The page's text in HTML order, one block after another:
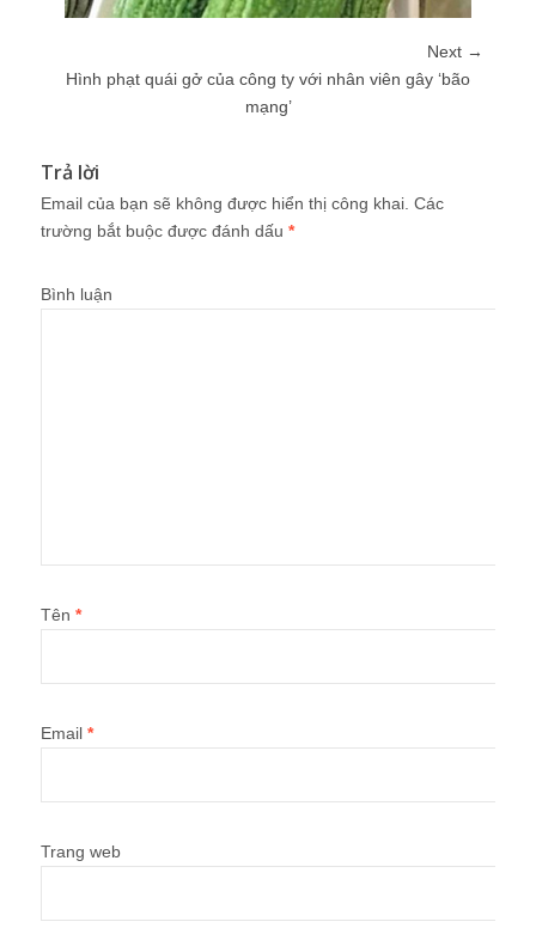
Next →
Hình phạt quái gở của công ty với nhân viên gây ‘bão
mạng’
Trả lời
Email của bạn sẽ không được hiển thị công khai. Các
trường bắt buộc được đánh dấu *
Bình luận
Tên *
Email *
Trang web